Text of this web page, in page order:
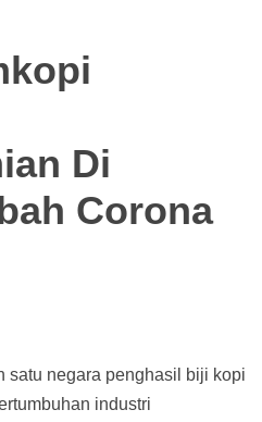
Di
Corona
satu negara penghasil biji kopi
industri